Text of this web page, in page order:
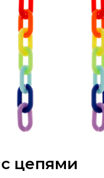
цепями